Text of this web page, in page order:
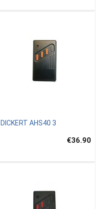
DICKERT AHS40 3
€36.90